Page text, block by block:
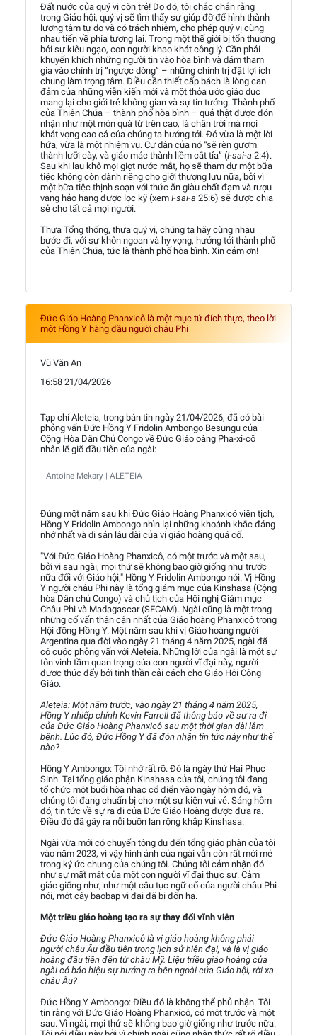
Đất nước của quý vị còn trẻ! Do đó, tôi chắc chắn rằng
trong Giáo hội, quý vị sẽ tìm thấy sự giúp đỡ để hình thành
lương tâm tự do và có trách nhiệm, cho phép quý vị cùng
nhau tiến về phía tương lai. Trong một thế giới bị tổn thương
bởi sự kiêu ngạo, con người khao khát công lý. Cần phải
khuyến khích những người tin vào hòa bình và dám tham
gia vào chính trị “ngược dòng” – những chính trị đặt lợi ích
chung làm trọng tâm. Điều cần thiết cấp bách là lòng can
đảm của những viễn kiến mới và một thỏa ước giáo dục
mang lại cho giới trẻ không gian và sự tin tưởng. Thành phố
của Thiên Chúa – thành phố hòa bình – quả thật được đón
nhận như một món quà từ trên cao, là chân trời mà mọi
khát vọng cao cả của chúng ta hướng tới. Đó vừa là một lời
hứa, vừa là một nhiệm vụ. Cư dân của nó “sẽ rèn gươm
thành lưỡi cày, và giáo mác thành liềm cắt tỉa” (I-sai-a 2:4).
Sau khi lau khô mọi giọt nước mắt, họ sẽ tham dự một bữa
tiệc không còn dành riêng cho giới thượng lưu nữa, bởi vì
một bữa tiệc thịnh soạn với thức ăn giàu chất đạm và rượu
vang hảo hạng được lọc kỹ (xem I-sai-a 25:6) sẽ được chia
sẻ cho tất cả mọi người.
Thưa Tổng thống, thưa quý vị, chúng ta hãy cùng nhau
bước đi, với sự khôn ngoan và hy vọng, hướng tới thành phố
của Thiên Chúa, tức là thành phố hòa bình. Xin cảm ơn!
Đức Giáo Hoàng Phanxicô là một mục tử đích thực, theo lời
một Hồng Y hàng đầu người châu Phi
Vũ Văn An
16:58 21/04/2026
Tạp chí Aleteia, trong bản tin ngày 21/04/2026, đã có bài
phỏng vấn Đức Hồng Y Fridolin Ambongo Besungu của
Cộng Hòa Dân Chủ Congo về Đức Giáo oàng Pha-xi-cô
nhân lể giõ đầu tiên của ngài:
Antoine Mekary | ALETEIA
Đúng một năm sau khi Đức Giáo Hoàng Phanxicô viên tịch,
Hồng Y Fridolin Ambongo nhìn lại những khoảnh khắc đáng
nhớ nhất và di sản lâu dài của vị giáo hoàng quá cố.
"Với Đức Giáo Hoàng Phanxicô, có một trước và một sau,
bởi vì sau ngài, mọi thứ sẽ không bao giờ giống như trước
nữa đối với Giáo hội," Hồng Y Fridolin Ambongo nói. Vị Hồng
Y người châu Phi này là tổng giám mục của Kinshasa (Cộng
hòa Dân chủ Congo) và chủ tịch của Hội nghị Giám mục
Châu Phi và Madagascar (SECAM). Ngài cũng là một trong
những cố vấn thân cận nhất của Giáo hoàng Phanxicô trong
Hội đồng Hồng Y. Một năm sau khi vị Giáo hoàng người
Argentina qua đời vào ngày 21 tháng 4 năm 2025, ngài đã
có cuộc phỏng vấn với Aleteia. Những lời của ngài là một sự
tôn vinh tầm quan trọng của con người vĩ đại này, người
được thúc đẩy bởi tinh thần cải cách cho Giáo Hội Công
Giáo.
Aleteia: Một năm trước, vào ngày 21 tháng 4 năm 2025,
Hồng Y nhiếp chính Kevin Farrell đã thông báo về sự ra đi
của Đức Giáo Hoàng Phanxicô sau một thời gian dài lâm
bệnh. Lúc đó, Đức Hồng Y đã đón nhận tin tức này như thế
nào?
Hồng Y Ambongo: Tôi nhớ rất rõ. Đó là ngày thứ Hai Phục
Sinh. Tại tổng giáo phận Kinshasa của tôi, chúng tôi đang
tổ chức một buổi hòa nhạc cổ điển vào ngày hôm đó, và
chúng tôi đang chuẩn bị cho một sự kiện vui vẻ. Sáng hôm
đó, tin tức về sự ra đi của Đức Giáo Hoàng được đưa ra.
Điều đó đã gây ra nỗi buồn lan rộng khắp Kinshasa.
Ngài vừa mới có chuyến tông du đến tổng giáo phận của tôi
vào năm 2023, vì vậy hình ảnh của ngài vẫn còn rất mới mẻ
trong ký ức chung của chúng tôi. Chúng tôi cảm nhận đó
như sự mất mát của một con người vĩ đại thực sự. Cảm
giác giống như, như một câu tục ngữ cổ của người châu Phi
nói, một cây baobap vĩ đại đã bị đốn hạ.
Một triều giáo hoàng tạo ra sự thay đổi vĩnh viễn
Đức Giáo Hoàng Phanxicô là vị giáo hoàng không phải
người châu Âu đầu tiên trong lịch sử hiện đại, và là vị giáo
hoàng đầu tiên đến từ châu Mỹ. Liệu triều giáo hoàng của
ngài có báo hiệu sự hướng ra bên ngoài của Giáo hội, rời xa
châu Âu?
Đức Hồng Y Ambongo: Điều đó là không thể phủ nhận. Tôi
tin rằng với Đức Giáo Hoàng Phanxicô, có một trước và một
sau. Vì ngài, mọi thứ sẽ không bao giờ giống như trước nữa.